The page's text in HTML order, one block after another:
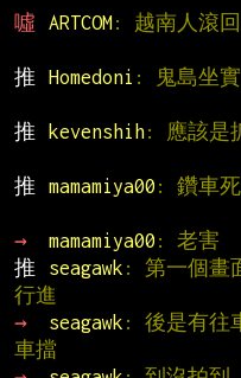
噓
ARTCOM: 越南人滾回
推
Homedoni : 鬼島坐實
推
kevenshih: 應該是
推
mamamiya00 : 鑽車
→
mamamiya00 : 老害
推
seagawk : 第一個畫
行進
→
seagawk : 後是有往
車擋